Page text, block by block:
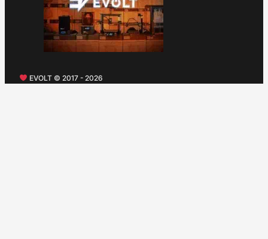
EVOLT © 2017 - 2026